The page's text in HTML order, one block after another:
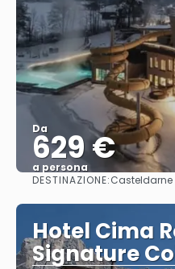
Da
629 €
a persona
DESTINAZIONE:Casteldarne
Hotel Cima
Signature